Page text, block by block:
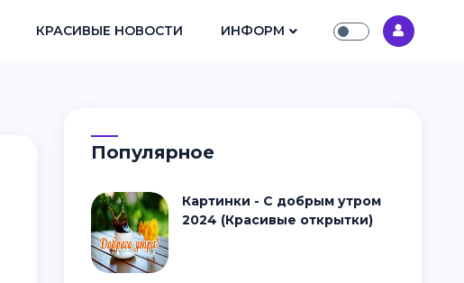
КРАСИВЫЕ НОВОСТИ ИНФОРМ
Популярное
Картинки - С добрым утром
2024 (Красивые открытки)